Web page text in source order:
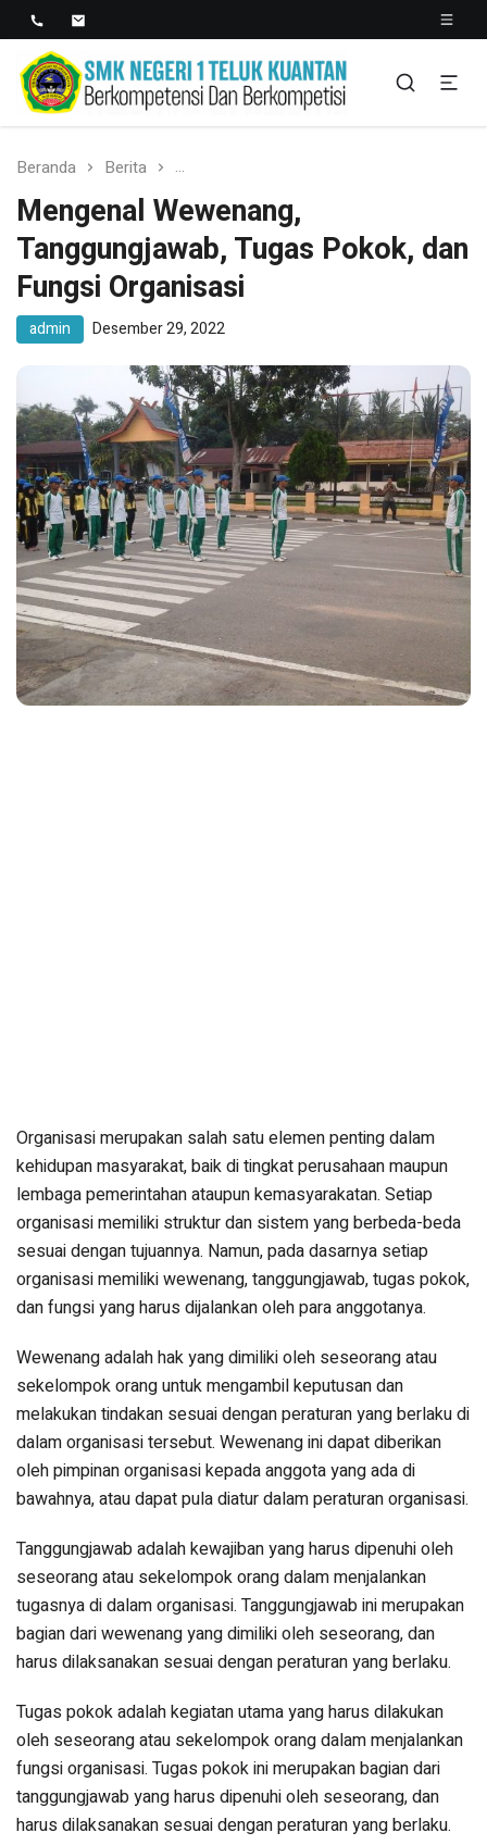
SMK NEGERI 1 TELUK
KUANTAN
Berkopetensi Dan Berkompetisi
Beranda Berita Mengenal Wewenang,
Mengenal Wewenang,
Tanggungjawab, Tugas Pokok, dan
Fungsi Organisasi
admin Desember 29, 2022
Organisasi merupakan salah satu elemen penting dalam
kehidupan masyarakat, baik di tingkat perusahaan maupun
lembaga pemerintahan ataupun kemasyarakatan. Setiap
organisasi memiliki struktur dan sistem yang berbeda-beda
sesuai dengan tujuannya. Namun, pada dasarnya setiap
organisasi memiliki wewenang, tanggungjawab, tugas pokok,
dan fungsi yang harus dijalankan oleh para anggotanya.
Wewenang adalah hak yang dimiliki oleh seseorang atau
sekelompok orang untuk mengambil keputusan dan
melakukan tindakan sesuai dengan peraturan yang berlaku di
dalam organisasi tersebut. Wewenang ini dapat diberikan
oleh pimpinan organisasi kepada anggota yang ada di
bawahnya, atau dapat pula diatur dalam peraturan organisasi.
Tanggungjawab adalah kewajiban yang harus dipenuhi oleh
seseorang atau sekelompok orang dalam menjalankan
tugasnya di dalam organisasi. Tanggungjawab ini merupakan
bagian dari wewenang yang dimiliki oleh seseorang, dan
harus dilaksanakan sesuai dengan peraturan yang berlaku.
Tugas pokok adalah kegiatan utama yang harus dilakukan
oleh seseorang atau sekelompok orang dalam menjalankan
fungsi organisasi. Tugas pokok ini merupakan bagian dari
tanggungjawab yang harus dipenuhi oleh seseorang, dan
harus dilaksanakan sesuai dengan peraturan yang berlaku.